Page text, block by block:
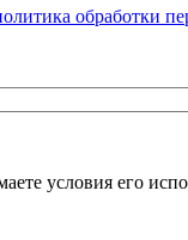
обработки
условия его